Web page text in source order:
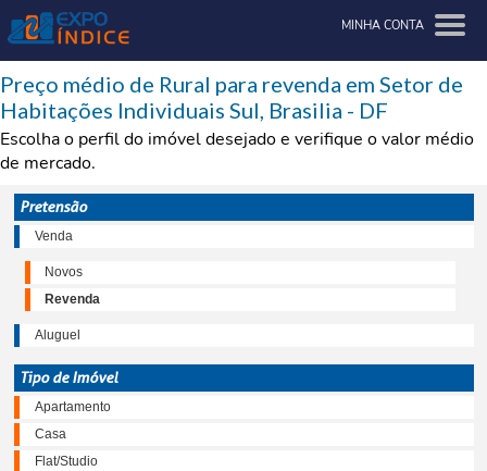
MINHA CONTA
Preço médio de Rural para revenda em Setor de
Habitações Individuais Sul, Brasilia - DF
Escolha o perfil do imóvel desejado e verifique o valor médio
de mercado.
Pretensão
Venda
Novos
Revenda
Aluguel
Tipo de Imóvel
Apartamento
Casa
Flat/Studio